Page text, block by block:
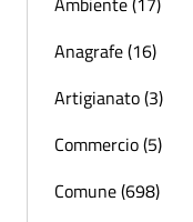
Anagrafe (16)
Artigianato (3)
Commercio (5)
Comune (698)